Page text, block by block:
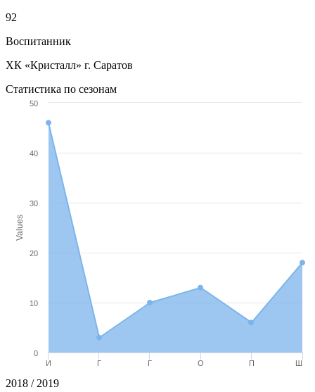
92
Воспитанник
ХК «Кристалл» г. Саратов
Статистика по сезонам
Values
И Г Г О П Ш
0
10
20
30
40
50
2018 / 2019